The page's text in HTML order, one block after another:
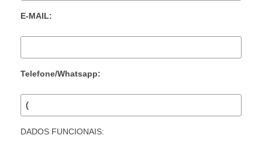
E-MAIL:
Telefone/Whatsapp:
DADOS FUNCIONAIS: